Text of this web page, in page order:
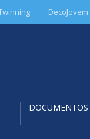
DecoJovem
DOCUMENTOS